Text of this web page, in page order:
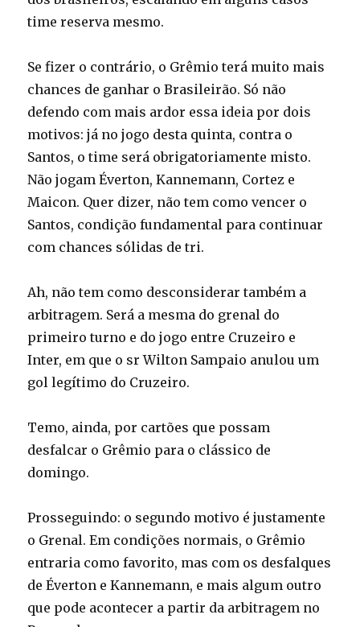
time reserva mesmo.
Se fizer o contrário, o Grêmio terá muito mais
chances de ganhar o Brasileirão. Só não
defendo com mais ardor essa ideia por dois
motivos: já no jogo desta quinta, contra o
Santos, o time será obrigatoriamente misto.
Não jogam Éverton, Kannemann, Cortez e
Maicon. Quer dizer, não tem como vencer o
Santos, condição fundamental para continuar
com chances sólidas de tri.
Ah, não tem como desconsiderar também a
arbitragem. Será a mesma do grenal do
primeiro turno e do jogo entre Cruzeiro e
Inter, em que o sr Wilton Sampaio anulou um
gol legítimo do Cruzeiro.
Temo, ainda, por cartões que possam
desfalcar o Grêmio para o clássico de
domingo.
Prosseguindo: o segundo motivo é justamente
o Grenal. Em condições normais, o Grêmio
entraria como favorito, mas com os desfalques
de Éverton e Kannemann, e mais algum outro
que pode acontecer a partir da arbitragem no